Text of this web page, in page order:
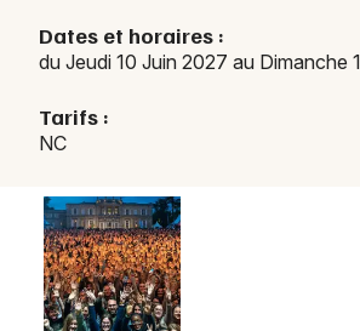
Dates et horaires :
du Jeudi 10 Juin 2027 au Dimanche
Tarifs :
NC